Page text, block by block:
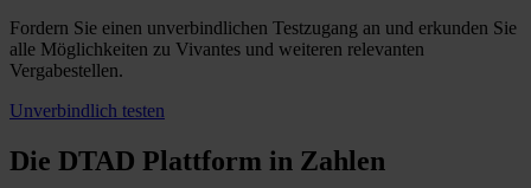
Fordern Sie einen unverbindlichen Testzugang an und erkunden Sie
alle Möglichkeiten zu Vivantes und weiteren relevanten
Vergabestellen.
Unverbindlich testen
Die DTAD Plattform in Zahlen